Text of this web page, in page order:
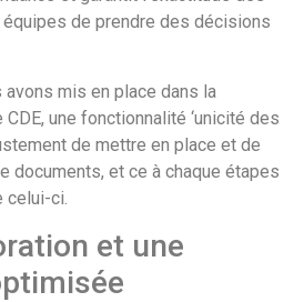
de prendre des décisions
mis en place dans la
une fonctionnalité ‘unicité des
de mettre en place et de
documents, et ce à chaque étapes
celui-ci.
et une